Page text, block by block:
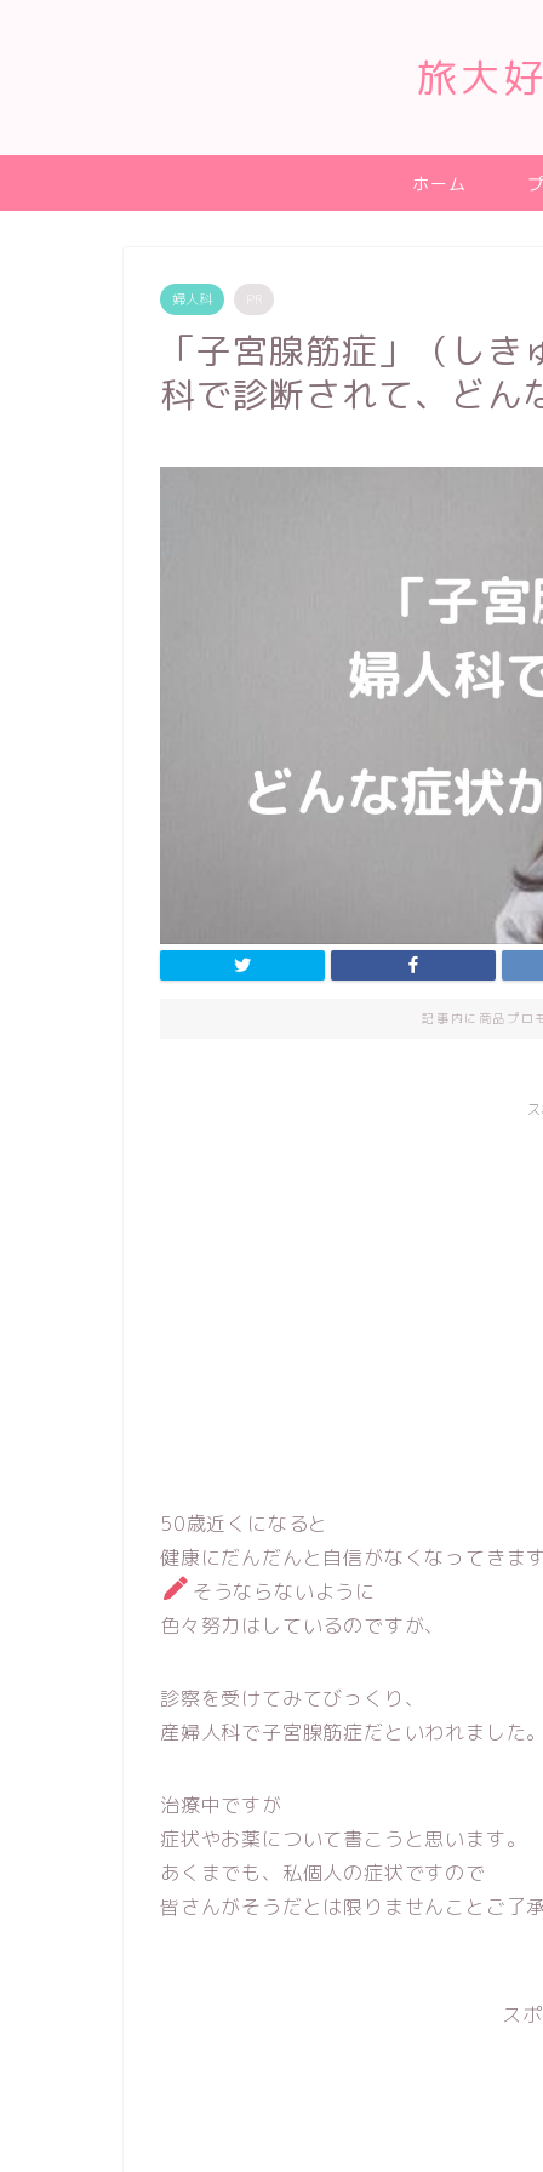
旅大
ホーム
婦人科
「子宮腺筋症」（し
科で診断されて、どん
記事内に商品プロ
50歳近くになると
健康にだんだんと自信がなくなってきま
そうならないように
色々努力はしているのですが、
診察を受けてみてびっくり、
産婦人科で子宮腺筋症だといわれました
治療中ですが
症状やお薬について書こうと思います。
あくまでも、私個人の症状ですので
皆さんがそうだとは限りませんことご了
ス